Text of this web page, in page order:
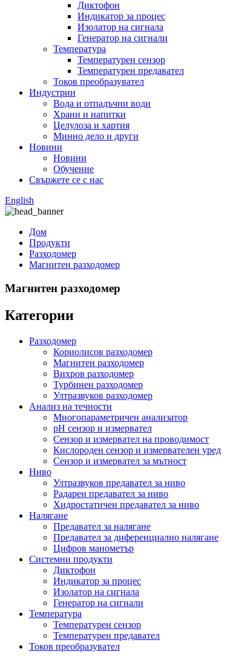
Диктофон
Индикатор за процес
Изолатор на сигнала
Генератор на сигнали
Температура
Температурен сензор
Температурен предавател
Токов преобразувател
Индустрии
Вода и отпадъчни води
Храни и напитки
Целулоза и хартия
Минно дело и други
Новини
Новини
Обучение
Свържете се с нас
English
Дом
Продукти
Разходомер
Магнитен разходомер
Магнитен разходомер
Категории
Разходомер
Кориолисов разходомер
Магнитен разходомер
Вихров разходомер
Турбинен разходомер
Ултразвуков разходомер
Анализ на течности
Многопараметричен анализатор
pH сензор и измервател
Сензор и измервател на проводимост
Кислороден сензор и измервателен уред
Сензор и измервател за мътност
Ниво
Ултразвуков предавател за ниво
Радарен предавател за ниво
Хидростатичен предавател за ниво
Налягане
Предавател за налягане
Предавател за диференциално налягане
Цифров манометър
Системни продукти
Диктофон
Индикатор за процес
Изолатор на сигнала
Генератор на сигнали
Температура
Температурен сензор
Температурен предавател
Токов преобразувател